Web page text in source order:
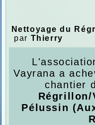
Nettoyage du
par Thierry
Vayrana a
chantier
Régrillon/
Pélussin